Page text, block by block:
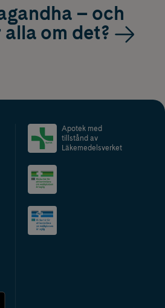
– och
om det?
Apotek med
tillstånd av
Läkemedelsverket